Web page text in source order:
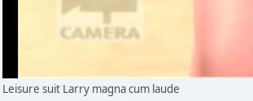
Leisure suit Larry magna cum laude